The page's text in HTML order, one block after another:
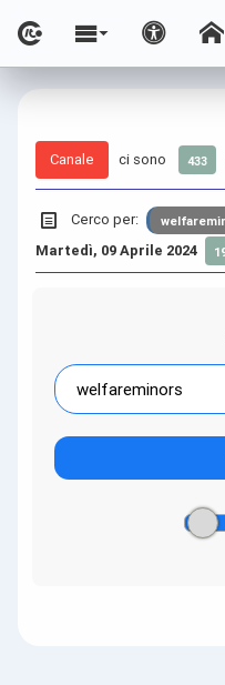
Canale ci sono 433
Cerco per:
Martedì, 09 Aprile 2024